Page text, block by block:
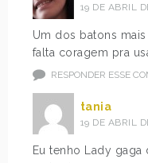
19 DE ABRIL
Um dos batons
falta coragem pra
RESPONDER ESSE
tania
19 DE ABRIL
Eu tenho Lady gaga